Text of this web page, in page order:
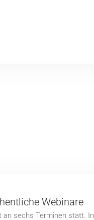
Webinare
an sechs Terminen statt.